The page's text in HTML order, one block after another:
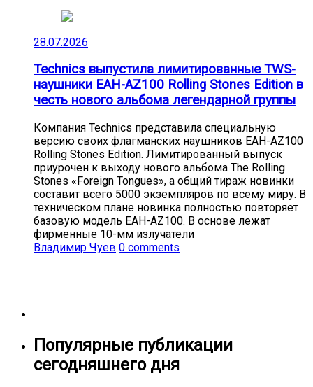
28.07.2026
Technics выпустила лимитированные TWS-
наушники EAH-AZ100 Rolling Stones Edition в
честь нового альбома легендарной группы
Компания Technics представила специальную
версию своих флагманских наушников EAH-AZ100
Rolling Stones Edition. Лимитированный выпуск
приурочен к выходу нового альбома The Rolling
Stones «Foreign Tongues», а общий тираж новинки
составит всего 5000 экземпляров по всему миру. В
техническом плане новинка полностью повторяет
базовую модель EAH-AZ100. В основе лежат
фирменные 10-мм излучатели
Владимир Чуев 0 comments
Популярные публикации
сегодняшнего дня